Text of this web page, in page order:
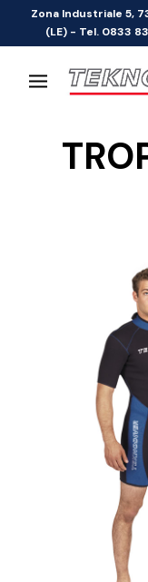
Zona Industriale 5,
(LE) - Tel. 0833